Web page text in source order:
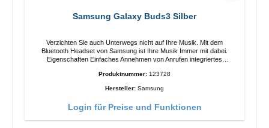
Samsung Galaxy Buds3 Silber
Verzichten Sie auch Unterwegs nicht auf Ihre Musik. Mit dem
Bluetooth Headset von Samsung ist Ihre Musik Immer mit dabei.
Eigenschaften Einfaches Annehmen von Anrufen integriertes
Technische Daten: Bluetooth: 5.4 Reichweite: 10m Ladezeit: 2h
Produktnummer: 123728
Hersteller: Samsung
Login für Preise und Funktionen